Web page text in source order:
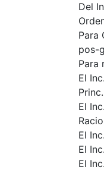
Del
Para
pos-
Para
El
El
El
El
El